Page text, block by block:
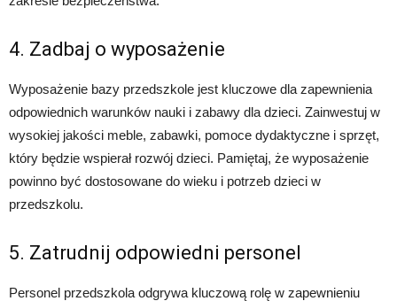
4. Zadbaj o wyposażenie
Wyposażenie bazy przedszkole jest kluczowe dla zapewnienia
odpowiednich warunków nauki i zabawy dla dzieci. Zainwestuj w
wysokiej jakości meble, zabawki, pomoce dydaktyczne i sprzęt,
który będzie wspierał rozwój dzieci. Pamiętaj, że wyposażenie
powinno być dostosowane do wieku i potrzeb dzieci w
przedszkolu.
5. Zatrudnij odpowiedni personel
Personel przedszkola odgrywa kluczową rolę w zapewnieniu